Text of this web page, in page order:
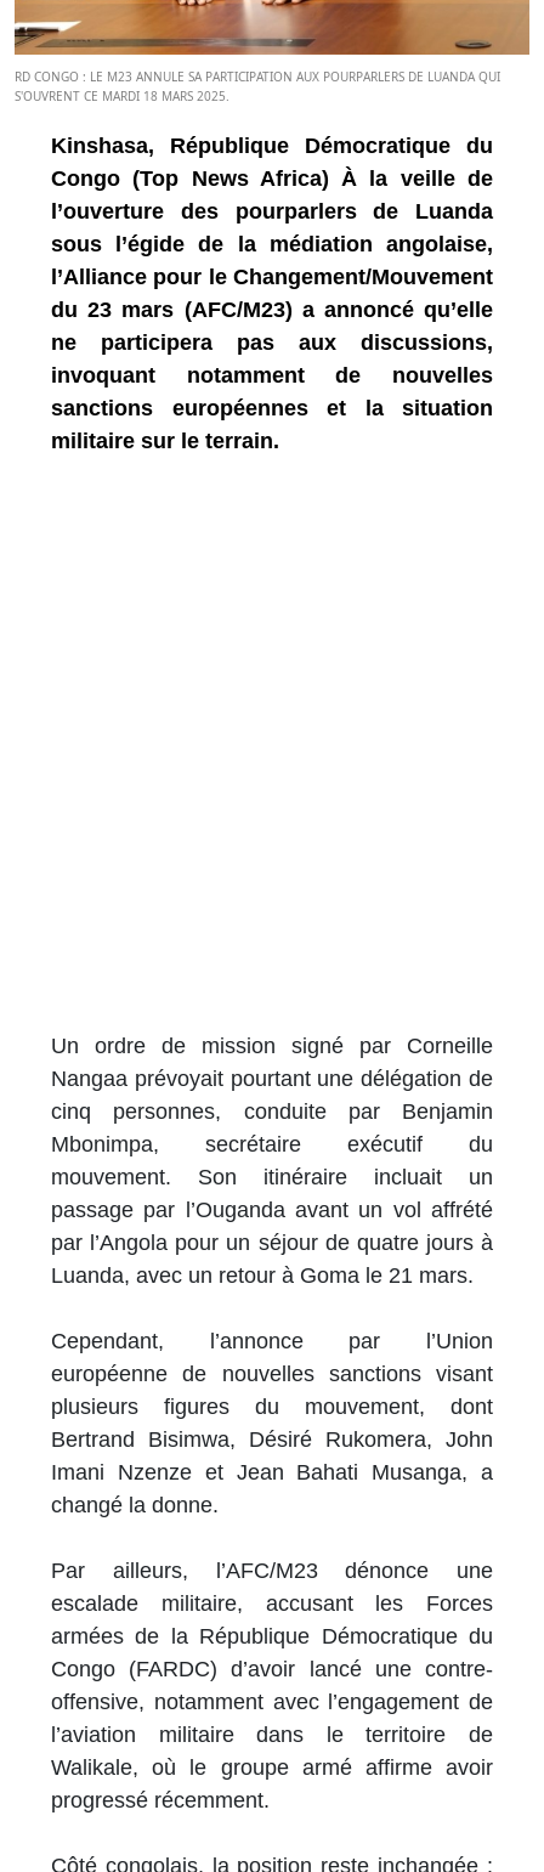
RD CONGO : LE M23 ANNULE SA PARTICIPATION AUX POURPARLERS DE LUANDA QUI
S'OUVRENT CE MARDI 18 MARS 2025.
Kinshasa, République Démocratique du
Congo (Top News Africa) À la veille de
l’ouverture des pourparlers de Luanda
sous l’égide de la médiation angolaise,
l’Alliance pour le Changement/Mouvement
du 23 mars (AFC/M23) a annoncé qu’elle
ne participera pas aux discussions,
invoquant notamment de nouvelles
sanctions européennes et la situation
militaire sur le terrain.
Un ordre de mission signé par Corneille
Nangaa prévoyait pourtant une délégation de
cinq personnes, conduite par Benjamin
Mbonimpa, secrétaire exécutif du
mouvement. Son itinéraire incluait un
passage par l’Ouganda avant un vol affrété
par l’Angola pour un séjour de quatre jours à
Luanda, avec un retour à Goma le 21 mars.
Cependant, l’annonce par l’Union
européenne de nouvelles sanctions visant
plusieurs figures du mouvement, dont
Bertrand Bisimwa, Désiré Rukomera, John
Imani Nzenze et Jean Bahati Musanga, a
changé la donne.
Par ailleurs, l’AFC/M23 dénonce une
escalade militaire, accusant les Forces
armées de la République Démocratique du
Congo (FARDC) d’avoir lancé une contre-
offensive, notamment avec l’engagement de
l’aviation militaire dans le territoire de
Walikale, où le groupe armé affirme avoir
progressé récemment.
Côté congolais, la position reste inchangée :